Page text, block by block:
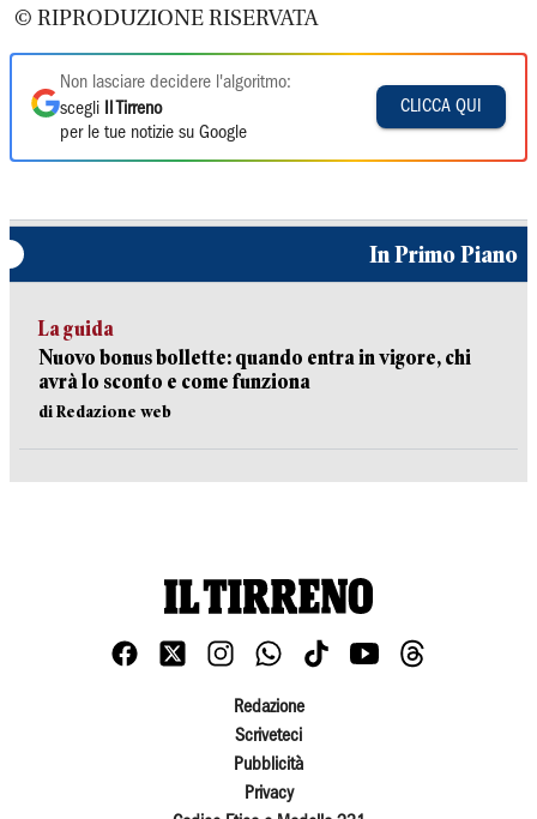
© RIPRODUZIONE RISERVATA
Non lasciare decidere l'algoritmo:
scegli
Il Tirreno
per le tue notizie su Google
CLICCA QUI
In Primo Piano
La guida
Nuovo bonus bollette: quando entra in vigore, chi
avrà lo sconto e come funziona
di Redazione web
Redazione
Scriveteci
Pubblicità
Privacy